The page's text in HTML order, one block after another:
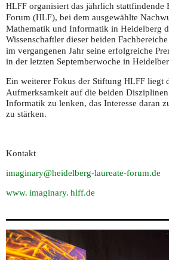
HLFF organisiert das jährlich stattfindende
Forum (HLF), bei dem ausgewählte
Mathematik und Informatik in Heidelberg
Wissenschaftler dieser beiden
im vergangenen Jahr seine erfolgreiche
in der letzten Septemberwoche in
Ein weiterer Fokus der Stiftung HLFF liegt
Aufmerksamkeit auf die beiden
Informatik zu lenken, das Interesse daran
zu stärken.
Kontakt
imaginary@heidelberg-laureate-forum.de
www. imaginary. hlff.de